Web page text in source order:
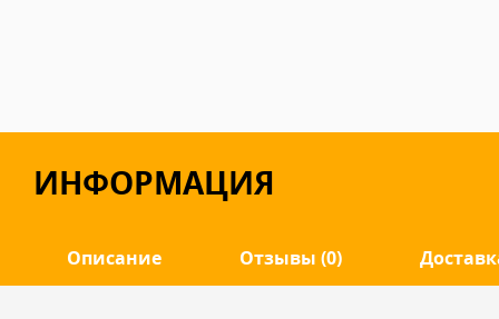
ИНФОРМАЦИЯ
Описание Отзывы (0)